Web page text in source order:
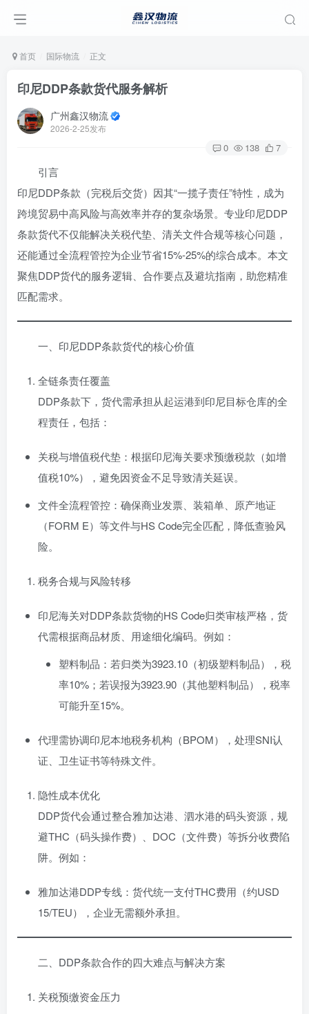
首页 国际物流 正文
印尼DDP条款货代服务解析
广州鑫汉物流
2026-2-25发布
0 138 7
引言
印尼DDP条款（完税后交货）因其“一揽子责任”特性，成为
跨境贸易中高风险与高效率并存的复杂场景。专业印尼DDP
条款货代不仅能解决关税代垫、清关文件合规等核心问题，
还能通过全流程管控为企业节省15%-25%的综合成本。本文
聚焦DDP货代的服务逻辑、合作要点及避坑指南，助您精准
匹配需求。
一、印尼DDP条款货代的核心价值
全链条责任覆盖
DDP条款下，货代需承担从起运港到印尼目标仓库的全
程责任，包括：
关税与增值税代垫：根据印尼海关要求预缴税款（如增
值税10%），避免因资金不足导致清关延误。
文件全流程管控：确保商业发票、装箱单、原产地证
（FORM E）等文件与HS Code完全匹配，降低查验风
险。
税务合规与风险转移
印尼海关对DDP条款货物的HS Code归类审核严格，货
代需根据商品材质、用途细化编码。例如：
塑料制品：若归类为3923.10（初级塑料制品），税
率10%；若误报为3923.90（其他塑料制品），税率
可能升至15%。
代理需协调印尼本地税务机构（BPOM），处理SNI认
证、卫生证书等特殊文件。
隐性成本优化
DDP货代会通过整合雅加达港、泗水港的码头资源，规
避THC（码头操作费）、DOC（文件费）等拆分收费陷
阱。例如：
雅加达港DDP专线：货代统一支付THC费用（约USD
15/TEU），企业无需额外承担。
二、DDP条款合作的四大难点与解决方案
关税预缴资金压力